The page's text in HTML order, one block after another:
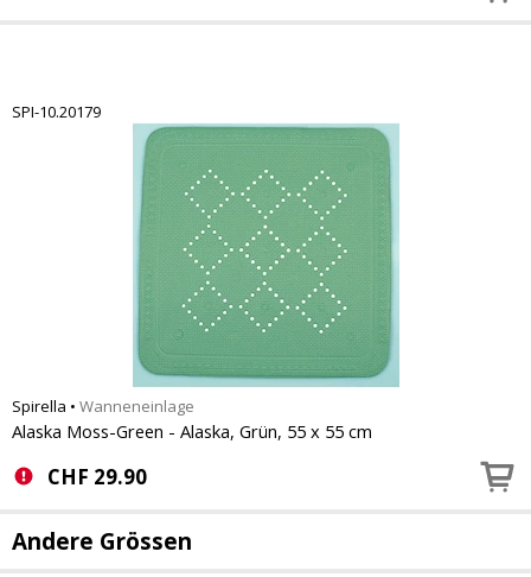
SPI-10.20179
Spirella • Wanneneinlage
Alaska Moss-Green - Alaska, Grün, 55 x 55 cm
CHF 29.90
Andere Grössen